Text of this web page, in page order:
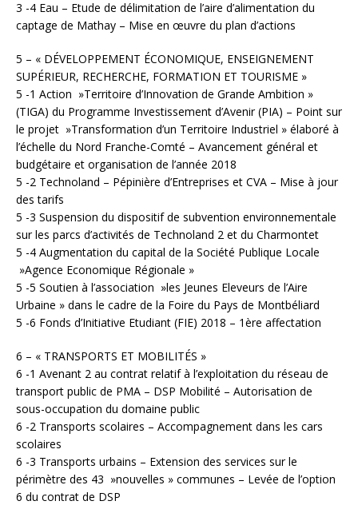
3 -4 Eau – Etude de délimitation de l’aire d’alimentation du
captage de Mathay – Mise en œuvre du plan d’actions
5 – « DÉVELOPPEMENT ÉCONOMIQUE, ENSEIGNEMENT
SUPÉRIEUR, RECHERCHE, FORMATION ET TOURISME »
5 -1 Action »Territoire d’Innovation de Grande Ambition »
(TIGA) du Programme Investissement d’Avenir (PIA) – Point sur
le projet »Transformation d’un Territoire Industriel » élaboré à
l’échelle du Nord Franche-Comté – Avancement général et
budgétaire et organisation de l’année 2018
5 -2 Technoland – Pépinière d’Entreprises et CVA – Mise à jour
des tarifs
5 -3 Suspension du dispositif de subvention environnementale
sur les parcs d’activités de Technoland 2 et du Charmontet
5 -4 Augmentation du capital de la Société Publique Locale
»Agence Economique Régionale »
5 -5 Soutien à l’association »les Jeunes Eleveurs de l’Aire
Urbaine » dans le cadre de la Foire du Pays de Montbéliard
5 -6 Fonds d’Initiative Etudiant (FIE) 2018 – 1ère affectation
6 – « TRANSPORTS ET MOBILITÉS »
6 -1 Avenant 2 au contrat relatif à l’exploitation du réseau de
transport public de PMA – DSP Mobilité – Autorisation de
sous-occupation du domaine public
6 -2 Transports scolaires – Accompagnement dans les cars
scolaires
6 -3 Transports urbains – Extension des services sur le
périmètre des 43 »nouvelles » communes – Levée de l’option
6 du contrat de DSP